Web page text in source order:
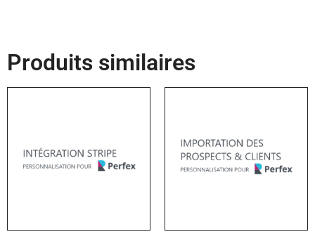
Produits similaires